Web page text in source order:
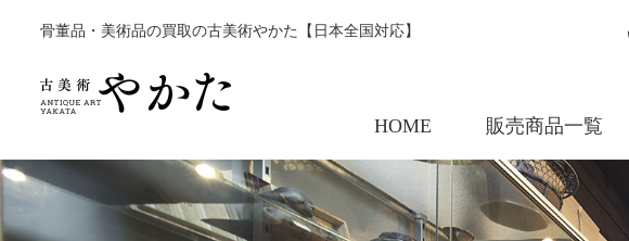
骨董品・美術品の買取の古美術やかた【日本全国対応】
HOME 販売商品一覧